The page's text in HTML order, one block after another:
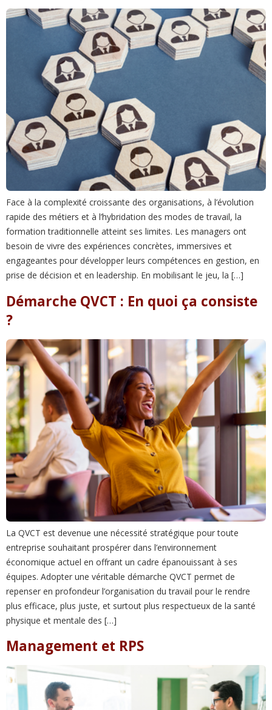
Face à la complexité croissante des organisations, à l’évolution
rapide des métiers et à l’hybridation des modes de travail, la
formation traditionnelle atteint ses limites. Les managers ont
besoin de vivre des expériences concrètes, immersives et
engageantes pour développer leurs compétences en gestion, en
prise de décision et en leadership. En mobilisant le jeu, la […]
Démarche QVCT : En quoi ça consiste
?
La QVCT est devenue une nécessité stratégique pour toute
entreprise souhaitant prospérer dans l’environnement
économique actuel en offrant un cadre épanouissant à ses
équipes. Adopter une véritable démarche QVCT permet de
repenser en profondeur l’organisation du travail pour le rendre
plus efficace, plus juste, et surtout plus respectueux de la santé
physique et mentale des […]
Management et RPS